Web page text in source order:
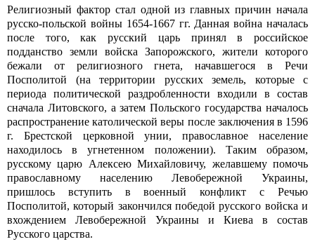
Религиозный фактор стал одной из главных причин начала
русско-польской войны 1654-1667 гг. Данная война началась
после того, как русский царь принял в российское
подданство земли войска Запорожского, жители которого
бежали от религиозного гнета, начавшегося в Речи
Посполитой (на территории русских земель, которые с
периода политической раздробленности входили в состав
сначала Литовского, а затем Польского государства началось
распространение католической веры после заключения в 1596
г. Брестской церковной унии, православное население
находилось в угнетенном положении). Таким образом,
русскому царю Алексею Михайловичу, желавшему помочь
православному населению Левобережной Украины,
пришлось вступить в военный конфликт с Речью
Посполитой, который закончился победой русского войска и
вхождением Левобережной Украины и Киева в состав
Русского царства.